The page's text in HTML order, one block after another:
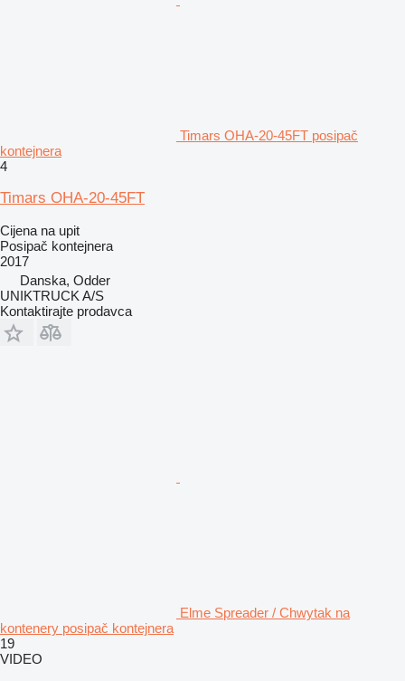
Timars OHA-20-45FT posipač
kontejnera
4
Timars OHA-20-45FT
Cijena na upit
Posipač kontejnera
2017
Danska, Odder
UNIKTRUCK A/S
Kontaktirajte prodavca
Elme Spreader / Chwytak na
kontenery posipač kontejnera
19
VIDEO